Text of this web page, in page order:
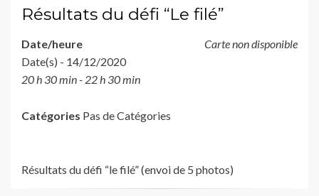
Résultats du défi “Le filé”
Carte non disponible
Date/heure
Date(s) - 14/12/2020
20 h 30 min - 22 h 30 min
Catégories Pas de Catégories
Résultats du défi “le filé” (envoi de 5 photos)